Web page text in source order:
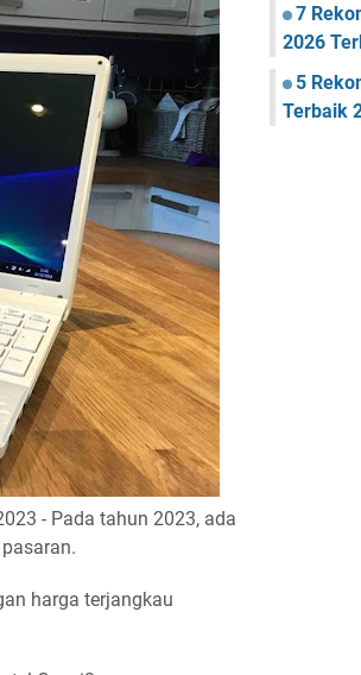
- Pada tahun 2023, ada
harga terjangkau
7
2026
5
Terbaik